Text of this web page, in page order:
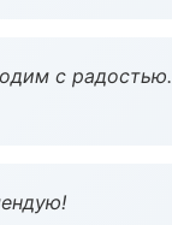
с радостью.